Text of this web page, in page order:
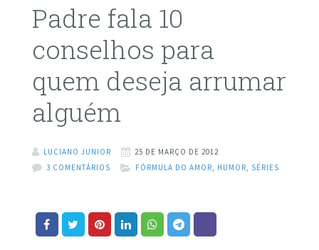
Padre fala 10
conselhos para
quem deseja arrumar
alguém
LUCIANO JUNIOR
25 DE MARÇO DE 2012
3 COMENTÁRIOS
FÓRMULA DO AMOR HUMOR SÉRIES